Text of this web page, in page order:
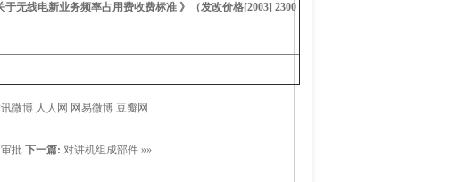
于无线电新业务频率占用费收费标准 》（发改价格[2003] 2300
微博 人人网 网易微博 豆瓣网
批 下一篇: 对讲机组成部件 »»